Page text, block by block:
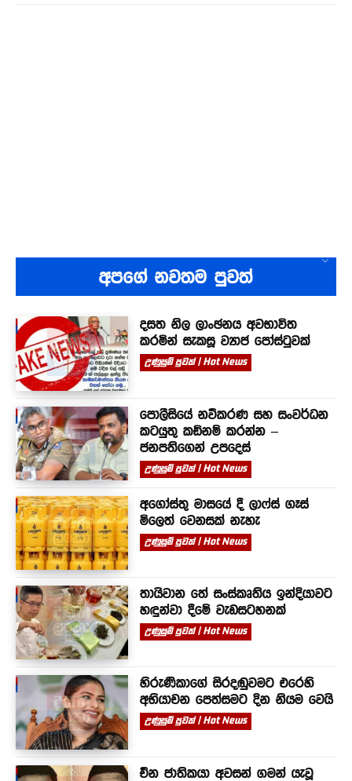
අපගේ නවතම පුවත්
දසත නිල ලාංඡනය අවභාවිත
කරමින් සැකසූ ව්‍යාජ පෝස්ටුවක්
උණුසුම් පුවත් | Hot News
පොලීසියේ නවීකරණ සහ සංවර්ධන
කටයුතු කඩිනම් කරන්න –
ජනපතිගෙන් උපදෙස්
උණුසුම් පුවත් | Hot News
අගෝස්තු මාසයේ දී ලාෆ්ස් ගෑස්
මිලෙත් වෙනසක් නැහැ
උණුසුම් පුවත් | Hot News
තායිවාන තේ සංස්කෘතිය ඉන්දියාවට
හඳුන්වා දීමේ වැඩසටහනක්
උණුසුම් පුවත් | Hot News
හිරුණිකාගේ සිරදඬුවමට එරෙහි
අභියාචන පෙත්සමට දින නියම වෙයි
උණුසුම් පුවත් | Hot News
චීන ජාතිකයා අවසන් ගමන් යැවූ